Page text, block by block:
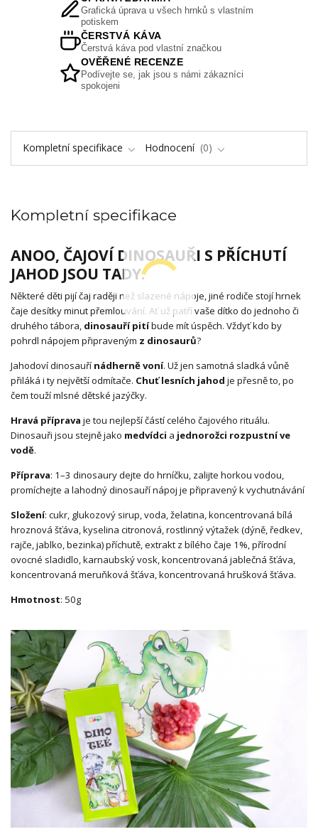
Grafická úprava u všech hrnků s vlastním
potiskem
ČERSTVÁ KÁVA
Čerstvá káva pod vlastní značkou
OVĚŘENÉ RECENZE
Podívejte se, jak jsou s námi zákazníci
spokojeni
Kompletní specifikace Hodnocení 0
Kompletní specifikace
ANOO, ČAJOVÍ DINOSAUŘI S PŘÍCHUTÍ
JAHOD JSOU TADY.
Některé děti pijí čaj raději než slazené nápoje, jiné rodiče stojí hrnek
čaje desítky minut přemlouvání. Ať už patří vaše dítko do jednoho či
druhého tábora, dinosauří pitíbude mít úspěch. Vždyť kdo by
pohrdl nápojem připraveným z dinosaurů?
Jahodoví dinosauří nádherně voní. Už jen samotná sladká vůně
přiláká i ty největší odmítače. Chuť lesních jahod je přesně to, po
čem touží mlsné dětské jazýčky.
Hravá příprava je tou nejlepší částí celého čajového rituálu.
Dinosauři jsou stejně jako medvídci a jednorožci rozpustní ve
vodě.
Příprava: 1–3 dinosaury dejte do hrníčku, zalijte horkou vodou,
promíchejte a lahodný dinosauří nápoj je připravený k vychutnávání
Složení: cukr, glukozový sirup, voda, želatina, koncentrovaná bílá
hroznová šťáva, kyselina citronová, rostlinný výtažek (dýně, ředkev,
rajče, jablko, bezinka) příchutě, extrakt z bílého čaje 1%, přírodní
ovocné sladidlo, karnaubský vosk, koncentrovaná jablečná šťáva,
koncentrovaná meruňková šťáva, koncentrovaná hrušková šťáva.
Hmotnost: 50g